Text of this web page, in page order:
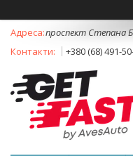
проспект Степана
+380 (68) 491-